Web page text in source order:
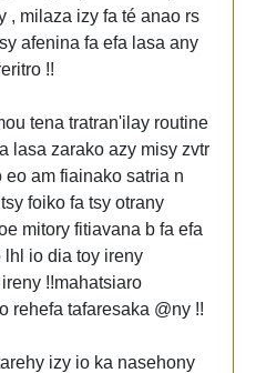
, milaza izy fa té anao rs
afenina fa efa lasa any
!!
tena tratran'ilay routine
lasa zarako azy misy zvtr
eo am fiainako satria n
foiko fa tsy otrany
mitory fitiavana b fa efa
lhl io dia toy ireny
!!mahatsiaro
rehefa tafaresaka @ny !!
izy io ka nasehony